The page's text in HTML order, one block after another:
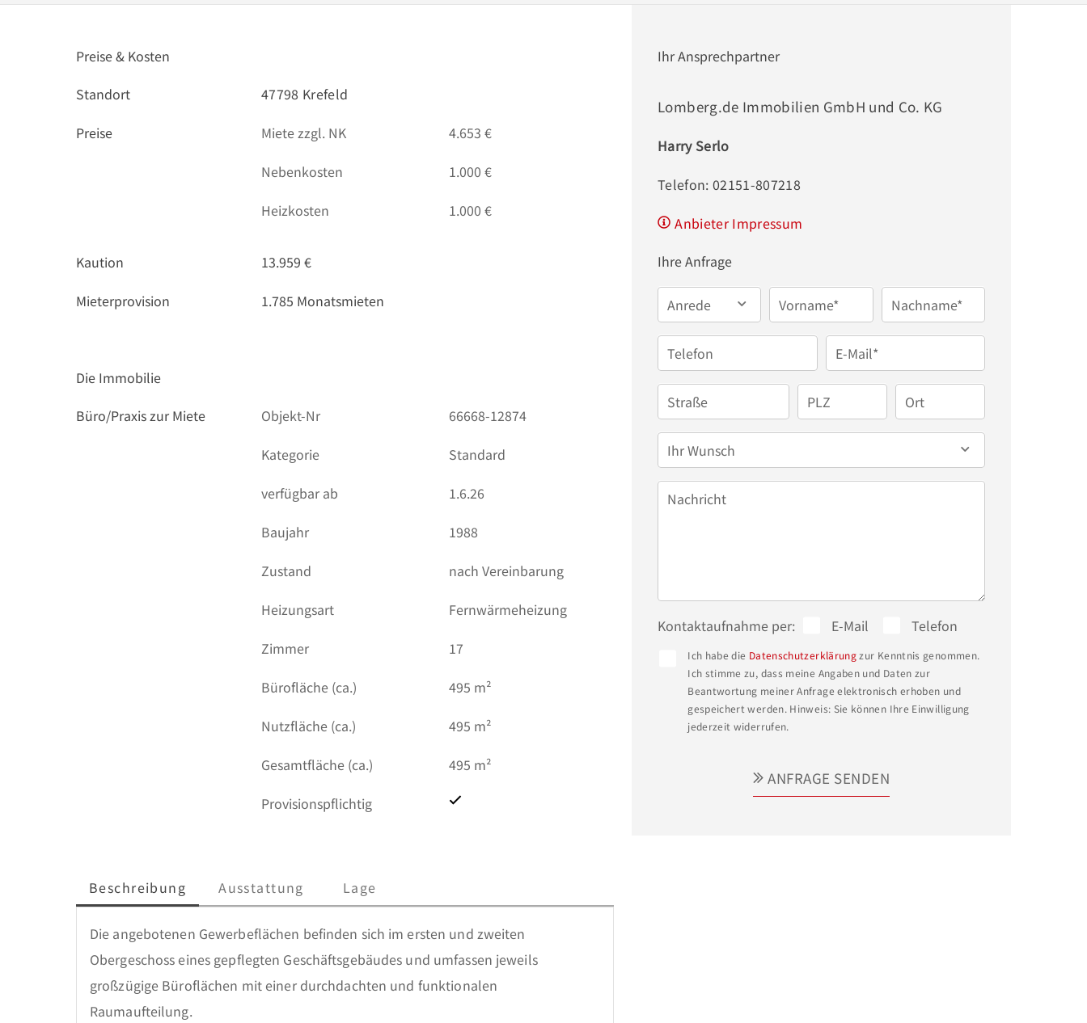
Preise & Kosten
Standort
47798 Krefeld
Preise
Miete zzgl. NK
4.653 €
Nebenkosten
1.000 €
Heizkosten
1.000 €
Kaution
13.959 €
Mieterprovision
1.785 Monatsmieten
Die Immobilie
Büro/Praxis zur Miete
Objekt-Nr
66668-12874
Kategorie
Standard
verfügbar ab
1.6.26
Baujahr
1988
Zustand
nach Vereinbarung
Heizungsart
Fernwärmeheizung
Zimmer
17
Bürofläche (ca.)
495 m²
Nutzfläche (ca.)
495 m²
Gesamtfläche (ca.)
495 m²
Provisionspflichtig
Beschreibung Ausstattung Lage
Die angebotenen Gewerbeflächen befinden sich im ersten und zweiten
Obergeschoss eines gepflegten Geschäftsgebäudes und umfassen jeweils
großzügige Büroflächen mit einer durchdachten und funktionalen
Raumaufteilung.
Ihr Ansprechpartner
Lomberg.de Immobilien GmbH und Co. KG
Harry Serlo
Telefon: 02151-807218
Anbieter Impressum
Ihre Anfrage
Anrede Vorname* Nachname*
Telefon E-Mail*
Straße PLZ Ort
Ihr Wunsch
Nachricht
Kontaktaufnahme per: E-Mail Telefon
Ich habe die Datenschutzerklärung zur Kenntnis genommen.
Ich stimme zu, dass meine Angaben und Daten zur
Beantwortung meiner Anfrage elektronisch erhoben und
gespeichert werden. Hinweis: Sie können Ihre Einwilligung
jederzeit widerrufen.
ANFRAGE SENDEN